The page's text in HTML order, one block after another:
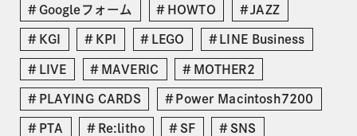
Googleフォーム HOWTO JAZZ
KGI KPI LEGO LINE Business
LIVE MAVERIC MOTHER2
PLAYING CARDS Power Macintosh7200
PTA Re:litho SF SNS